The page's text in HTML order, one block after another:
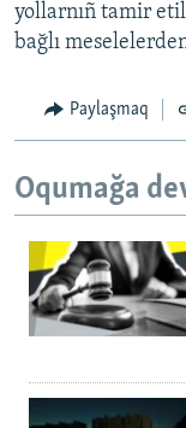
yollarnıñ tamir
bağlı
Paylaşmaq
Oqumağa